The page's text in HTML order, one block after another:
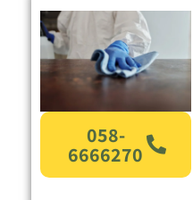
058-
6666270